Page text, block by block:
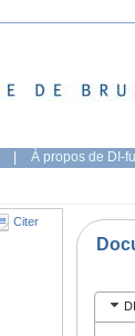
| À propos de DI-
Citer